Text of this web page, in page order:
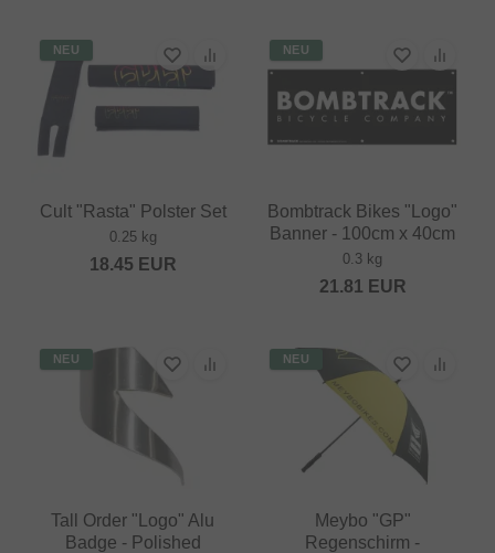
NEU
Cult "Rasta" Polster Set
0.25 kg
18.45 EUR
NEU
Bombtrack Bikes "Logo"
Banner - 100cm x 40cm
0.3 kg
21.81 EUR
NEU
Tall Order "Logo" Alu
Badge - Polished
NEU
Meybo "GP"
Regenschirm -